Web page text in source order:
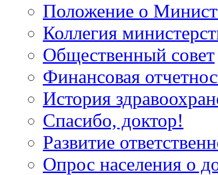
Положение о
Коллегия
Общественный совет
Финансовая
История
Спасибо, доктор!
Развитие
Опрос населения о